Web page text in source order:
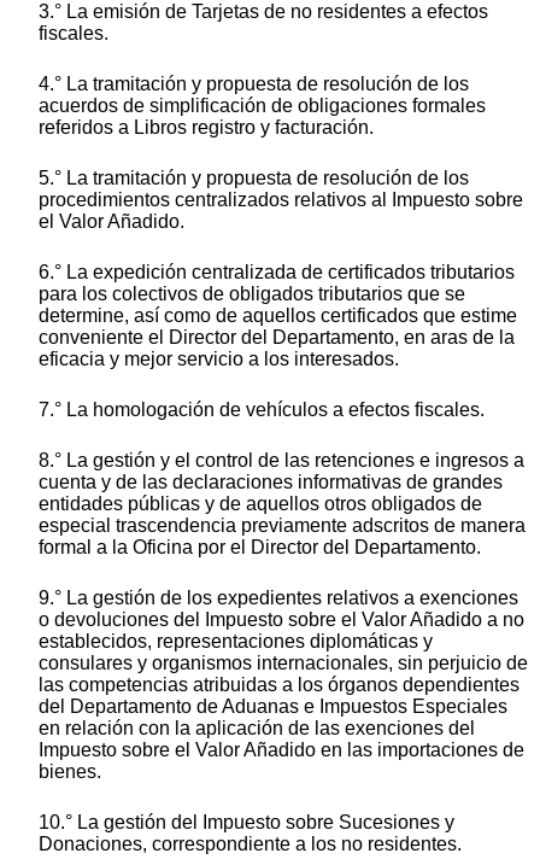
3.° La emisión de Tarjetas de no residentes a efectos
fiscales.
4.° La tramitación y propuesta de resolución de los
acuerdos de simplificación de obligaciones formales
referidos a Libros registro y facturación.
5.° La tramitación y propuesta de resolución de los
procedimientos centralizados relativos al Impuesto sobre
el Valor Añadido.
6.° La expedición centralizada de certificados tributarios
para los colectivos de obligados tributarios que se
determine, así como de aquellos certificados que estime
conveniente el Director del Departamento, en aras de la
eficacia y mejor servicio a los interesados.
7.° La homologación de vehículos a efectos fiscales.
8.° La gestión y el control de las retenciones e ingresos a
cuenta y de las declaraciones informativas de grandes
entidades públicas y de aquellos otros obligados de
especial trascendencia previamente adscritos de manera
formal a la Oficina por el Director del Departamento.
9.° La gestión de los expedientes relativos a exenciones
o devoluciones del Impuesto sobre el Valor Añadido a no
establecidos, representaciones diplomáticas y
consulares y organismos internacionales, sin perjuicio de
las competencias atribuidas a los órganos dependientes
del Departamento de Aduanas e Impuestos Especiales
en relación con la aplicación de las exenciones del
Impuesto sobre el Valor Añadido en las importaciones de
bienes.
10.° La gestión del Impuesto sobre Sucesiones y
Donaciones, correspondiente a los no residentes.